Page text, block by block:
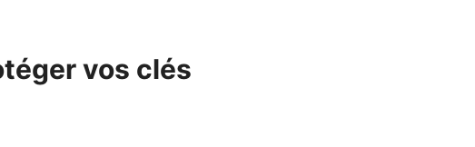
vos clés